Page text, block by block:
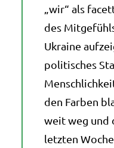
„wir“ als
des
Ukraine
politisches
den Farben
weit weg und
letzten